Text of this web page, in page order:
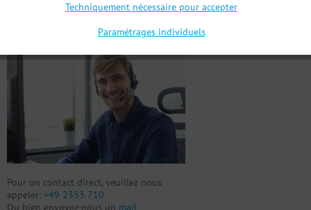
Vous avez des questions sur ce produit?
Nous serons heureux de vous aider
Pour un contact direct, veuillez nous
appeler: +49 2353 710
Ou bien envoyez-nous un mail
Paramétrages individuels
Techniquement nécessaire pour accepter